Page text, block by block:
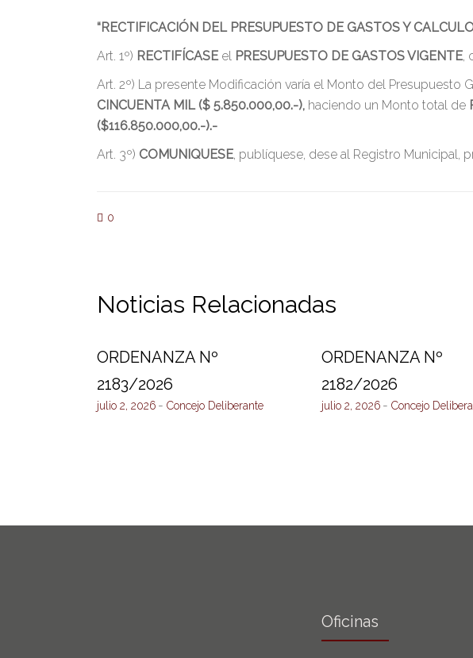
“RECTIFICACIÓN DEL PRESUPUESTO DE GASTOS Y
Art. 1º) RECTIFÍCASE el PRESUPUESTO DE GASTOS VIGENTE,
Art. 2º) La presente Modificación varía el Monto del Presupuesto
CINCUENTA MIL ($ 5.850.000,00.-), haciendo un Monto total de
($116.850.000,00.-).-
Art. 3º) COMUNIQUESE, publíquese, dese al Registro Municipal,
0
Noticias Relacionadas
ORDENANZA Nº
2183/2026
julio 2, 2026 Concejo Deliberante
ORDENANZA Nº
2182/2026
julio 2, 2026 Concejo
Oficinas